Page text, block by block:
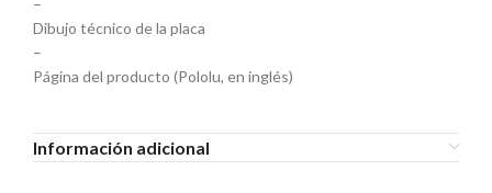
–
Dibujo técnico de la placa
–
Página del producto (Pololu, en inglés)
Información adicional